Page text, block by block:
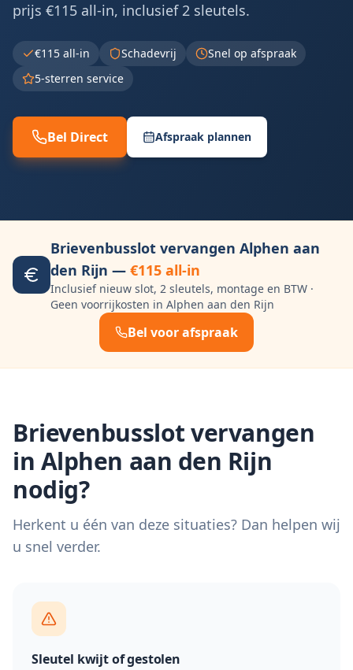
prijs €115 all-in, inclusief 2 sleutels.
€115 all-in Schadevrij
Snel op afspraak
5-sterren service
Bel Direct Afspraak plannen
Brievenbusslot vervangen Alphen aan
den Rijn — €115 all-in
Inclusief nieuw slot, 2 sleutels, montage en BTW ·
Geen voorrijkosten in Alphen aan den Rijn
Bel voor afspraak
Brievenbusslot vervangen
in Alphen aan den Rijn
nodig?
Herkent u één van deze situaties? Dan helpen wij
u snel verder.
Sleutel kwijt of gestolen